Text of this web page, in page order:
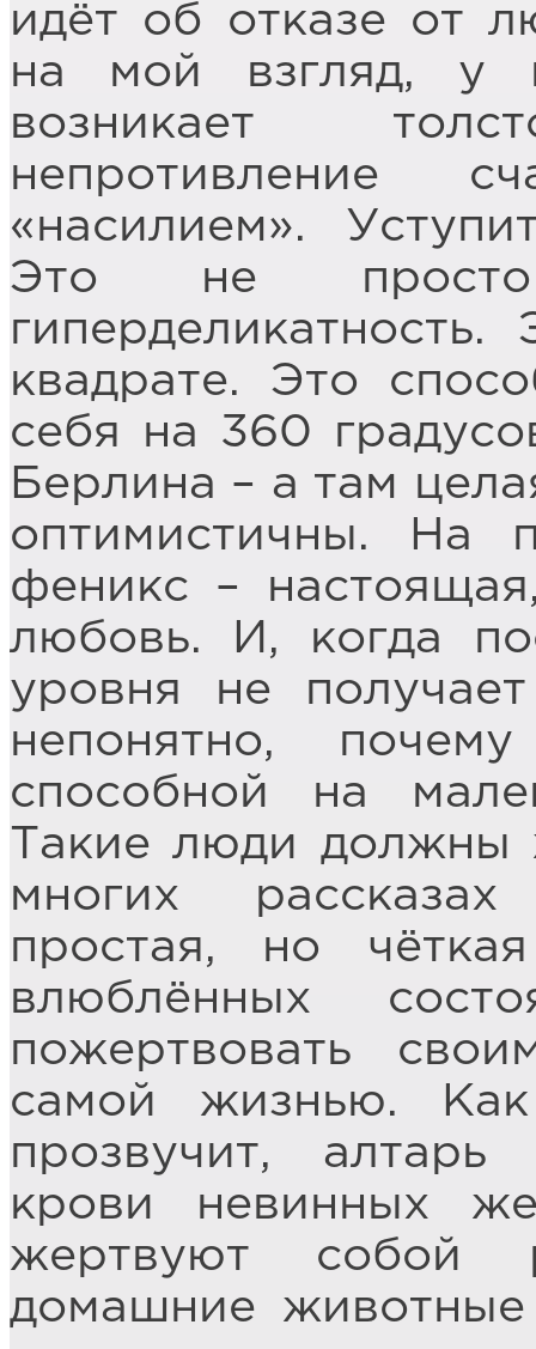
идёт об отказе от
на мой взгляд, у
возникает
непротивление
«насилием».
Это не просто
квадрате. Это
себя на 360
Берлина – а там
оптимистичны. На
феникс –
любовь. И, когда
уровня не
непонятно,
способной на
Такие люди
многих
простая, но
влюблённых
пожертвовать
самой жизнью.
прозвучит,
крови невинных
жертвуют собой
домашние